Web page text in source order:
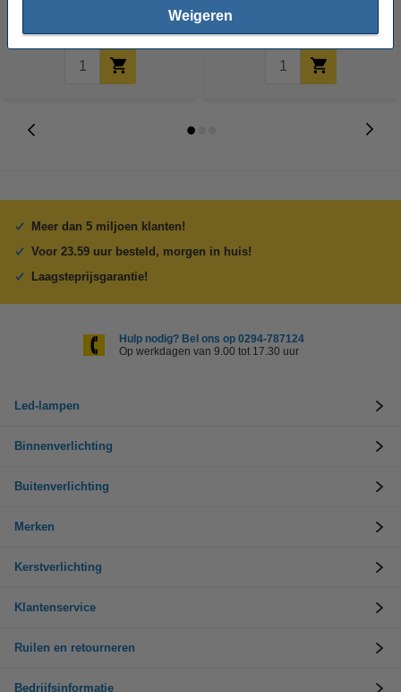
Weigeren
Meer dan 5 miljoen klanten!
Voor 23.59 uur besteld, morgen in huis!
Laagsteprijsgarantie!
Hulp nodig? Bel ons op 0294-787124
Op werkdagen van 9.00 tot 17.30 uur
Led-lampen
Binnenverlichting
Buitenverlichting
Merken
Kerstverlichting
Klantenservice
Ruilen en retourneren
Bedrijfsinformatie